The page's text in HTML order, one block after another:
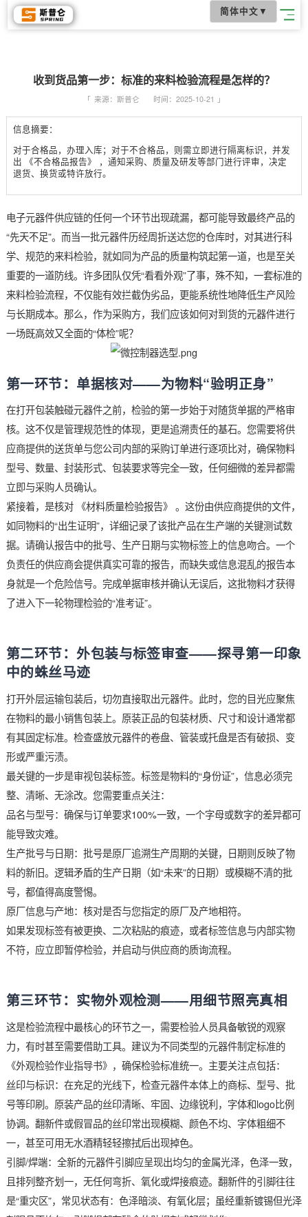
简体中文▼
收到货品第一步：标准的来料检验流程是怎样的？
信息摘要：
对于合格品，办理入库；对于不合格品，则需立即进行隔离标识，
出 《不合格品报告》 ，通知采购、质量及研发等部门进行评审，
退货、换货或特许放行。
电子元器件供应链的任何一个环节出现疏漏，都可能导致最终
“先天不足”。而当一批元器件历经周折送达您的仓库时，对其进
学、规范的来料检验，就如同为产品的质量构筑起第一道，也
重要的一道防线。许多团队仅凭“看看外观”了事，殊不知，一套
来料检验流程，不仅能有效拦截伪劣品，更能系统性地降低生
与长期成本。那么，作为采购方，我们应该如何对到货的元器
第一环节：单据核对——为物料“验明正身”
在打开包装触碰元器件之前，检验的第一步始于对随货单据的
核。这不仅是管理规范性的体现，更是追溯责任的基石。您需
应商提供的送货单与您公司内部的采购订单进行逐项比对，确
型号、数量、封装形式、包装要求等完全一致，任何细微的差
立即与采购人员确认。
紧接着，是核对 《材料质量检验报告》 。这份由供应商提供的
如同物料的“出生证明”，详细记录了该批产品在生产端的关键测
据。请确认报告中的批号、生产日期与实物标签上的信息吻合
身就是一个危险信号。完成单据审核并确认无误后，这批物料
了进入下一轮物理检验的“准考证”。
第二环节：外包装与标签审查——探寻第一
中的蛛丝马迹
打开外层运输包装后，切勿直接取出元器件。此时，您的目光
在物料的最小销售包装上。原装正品的包装材质、尺寸和设计
有其固定标准。检查盛放元器件的卷盘、管装或托盘是否有破
形或严重污渍。
最关键的一步是审视包装标签。标签是物料的“身份证”，信息必
整、清晰、无涂改。您需要重点关注：
品名与型号：确保与订单要求100%一致，一个字母或数字的差
能导致灾难。
生产批号与日期：批号是原厂追溯生产周期的关键，日期则反
号，都值得高度警惕。
原厂信息与产地：核对是否与您指定的原厂及产地相符。
如果发现标签有被更换、二次粘贴的痕迹，或者标签信息与内
不符，应立即暂停检验，并启动与供应商的质询流程。
第三环节：实物外观检测——用细节照亮真
这是检验流程中最核心的环节之一，需要检验人员具备敏锐的
力，有时甚至需要借助工具。建议为不同类型的元器件制定标
《外观检验作业指导书》，确保检验标准统一。主要关注点包
丝印与标识：在充足的光线下，检查元器件本体上的商标、型